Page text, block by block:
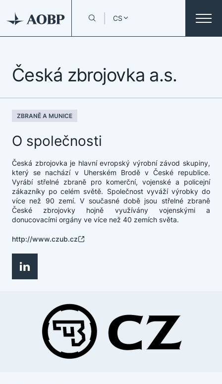
CS
Česká zbrojovka a.s.
ZBRANĚ A MUNICE
O společnosti
Česká zbrojovka je hlavní evropský výrobní závod skupiny,
který se nachází v Uherském Brodě v České republice.
Vyrábí střelné zbraně pro komerční, vojenské a policejní
zákazníky po celém světě. Společnost vyváží výrobky do
více než 90 zemí. V současné době jsou střelné zbraně
České zbrojovky hojně využívány vojenskými a
donucovacími orgány ve více než 40 zemích světa.
http://www.czub.cz